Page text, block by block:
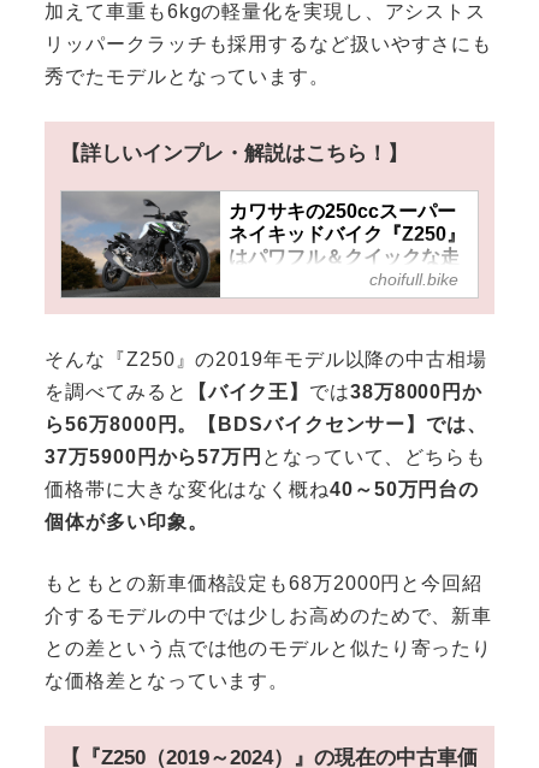
加えて車重も6kgの軽量化を実現し、アシストス
リッパークラッチも採用するなど扱いやすさにも
秀でたモデルとなっています。
【詳しいインプレ・解説はこちら！】
カワサキの250ccスーパー
ネイキッドバイク『Z250』
はパワフル＆クイックな走
りでツーリングも街乗りも
充実！
choifull.bike
そんな『Z250』の2019年モデル以降の中古相場
を調べてみると
【バイク王】 では38万8000円か
ら56万8000円。【BDSバイクセンサー】では、
37万5900円から57万円 となっていて、どちらも
価格帯に大きな変化はなく概ね40～50万円台の
個体が多い印象。
もともとの新車価格設定も68万2000円と今回紹
介するモデルの中では少しお高めのためで、新車
との差という点では他のモデルと似たり寄ったり
な価格差となっています。
【『Z250（2019～2024）』の現在の中古車価